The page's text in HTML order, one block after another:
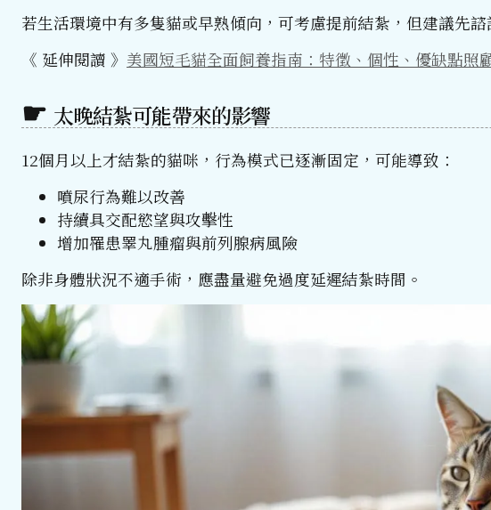
若生活環境中有多隻貓或早熟傾向，可考慮提前結紮，但建議先諮
《 延伸閱讀 》 美國短毛貓全面飼養指南：特徵、個性、優缺點照
太晚結紮可能帶來的影響
12個月以上才結紮的貓咪，行為模式已逐漸固定，可能導致：
噴尿行為難以改善
持續具交配慾望與攻擊性
增加罹患睪丸腫瘤與前列腺病風險
除非身體狀況不適手術，應盡量避免過度延遲結紮時間。